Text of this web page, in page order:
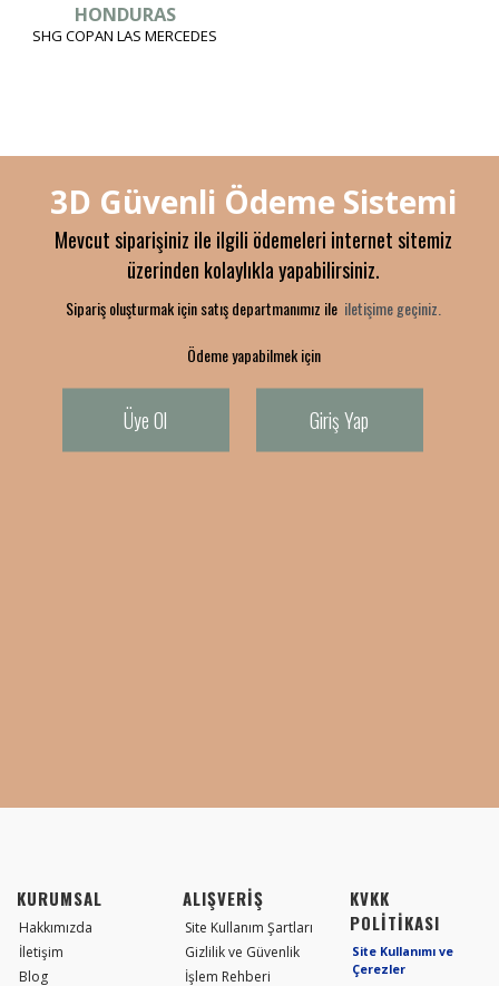
HONDURAS
SHG COPAN LAS MERCEDES
3D Güvenli Ödeme Sistemi
Mevcut siparişiniz ile ilgili ödemeleri internet sitemiz
üzerinden kolaylıkla yapabilirsiniz.
Sipariş oluşturmak için satış departmanımız ile iletişime geçiniz.
Ödeme yapabilmek için
Üye Ol Giriş Yap
KURUMSAL
Hakkımızda
İletişim
Blog
ALIŞVERİŞ
Site Kullanım Şartları
Gizlilik ve Güvenlik
İşlem Rehberi
KVKK
POLİTİKASI
Site Kullanımı ve
Çerezler